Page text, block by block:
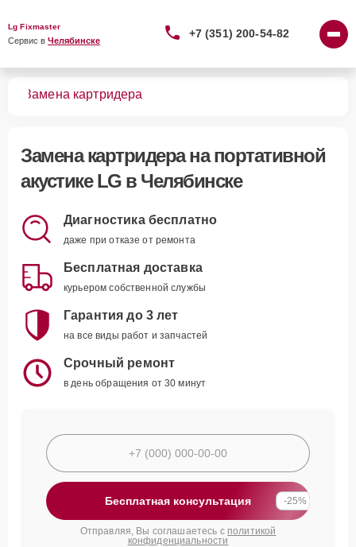
Lg Fixmaster
Сервис в Челябинске
+7 (351) 200-54-82
Замена картридера
Замена картридерана портативной
акустике LG в Челябинске
Диагностика бесплатно
даже при отказе от ремонта
Бесплатная доставка
курьером собственной службы
Гарантия до 3 лет
на все виды работ и запчастей
Срочный ремонт
в день обращения от 30 минут
Бесплатная консультация -25%
Отправляя, Вы соглашаетесь с политикой
конфиденциальности